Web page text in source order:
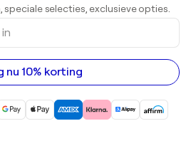
selecties, exclusieve opties.
nu 10% korting